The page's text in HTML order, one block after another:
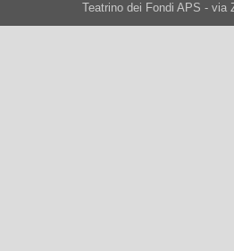
Teatrino dei Fondi APS - via